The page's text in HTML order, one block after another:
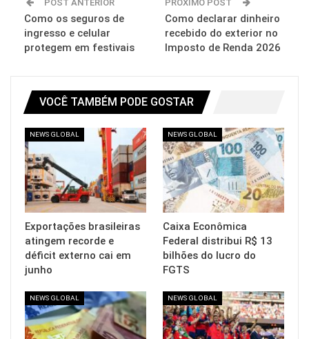
POST ANTERIOR
Como os seguros de
ingresso e celular
protegem em festivais
PRÓXIMO POST
Como declarar dinheiro
recebido do exterior no
Imposto de Renda 2026
VOCÊ TAMBÉM PODE GOSTAR
NEWS GLOBAL
Exportações brasileiras
atingem recorde e
déficit externo cai em
junho
NEWS GLOBAL
Caixa Econômica
Federal distribui R$ 13
bilhões do lucro do
FGTS
NEWS GLOBAL NEWS GLOBAL